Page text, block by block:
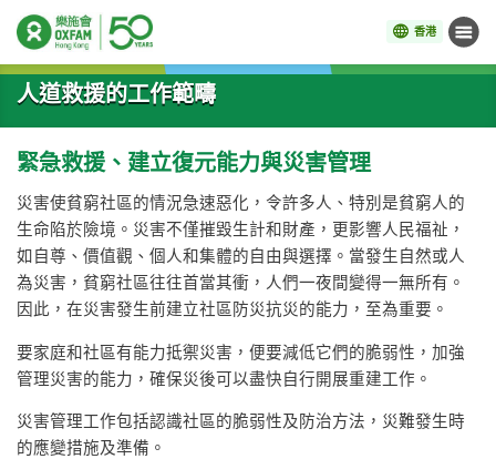
香港 目錄
開始主要內容
人道救援的工作範疇
緊急救援、建立復元能力與災害管理
災害使貧窮社區的情況急速惡化，令許多人、特別是貧窮人的
生命陷於險境。災害不僅摧毀生計和財產，更影響人民福祉，
如自尊、價值觀、個人和集體的自由與選擇。當發生自然或人
為災害，貧窮社區往往首當其衝，人們一夜間變得一無所有。
因此，在災害發生前建立社區防災抗災的能力，至為重要。
要家庭和社區有能力抵禦災害，便要減低它們的脆弱性，加強
管理災害的能力，確保災後可以盡快自行開展重建工作。
災害管理工作包括認識社區的脆弱性及防治方法，災難發生時
的應變措施及準備。